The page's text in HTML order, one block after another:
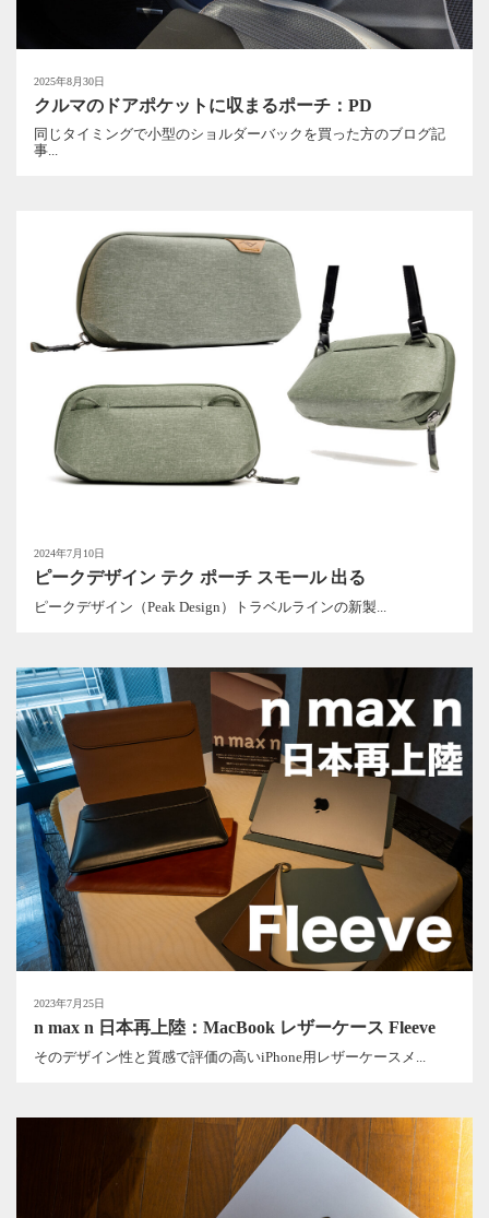
2025年8月30日
クルマのドアポケットに収まるポーチ：PD
同じタイミングで小型のショルダーバックを買った方のブログ記
事...
2024年7月10日
ピークデザイン テク ポーチ スモール 出る
ピークデザイン（Peak Design）トラベルラインの新製...
2023年7月25日
n max n 日本再上陸：MacBook レザーケース Fleeve
そのデザイン性と質感で評価の高いiPhone用レザーケースメ...